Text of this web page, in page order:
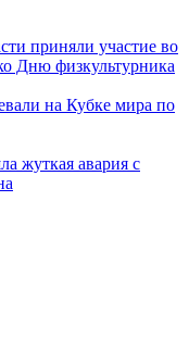
приняли участие во
Дню физкультурника
на Кубке мира по
жуткая авария с